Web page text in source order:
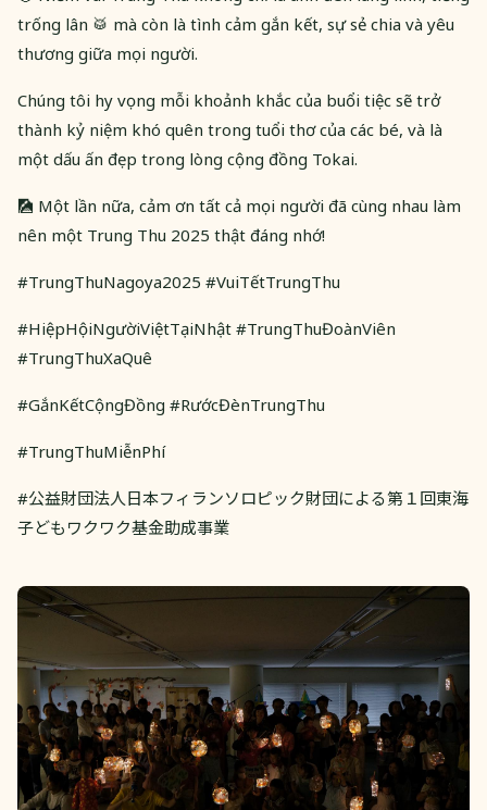
trống lân 🥁 mà còn là tình cảm gắn kết, sự sẻ chia và yêu
thương giữa mọi người.
Chúng tôi hy vọng mỗi khoảnh khắc của buổi tiệc sẽ trở
thành kỷ niệm khó quên trong tuổi thơ của các bé, và là
một dấu ấn đẹp trong lòng cộng đồng Tokai.
🎑 Một lần nữa, cảm ơn tất cả mọi người đã cùng nhau làm
nên một Trung Thu 2025 thật đáng nhớ!
#TrungThuNagoya2025 #VuiTếtTrungThu
#HiệpHộiNgườiViệtTạiNhật #TrungThuĐoànViên
#TrungThuXaQuê
#GắnKếtCộngĐồng #RướcĐènTrungThu
#TrungThuMiễnPhí
#公益財団法人日本フィランソロピック財団による第１回東海
子どもワクワク基金助成事業